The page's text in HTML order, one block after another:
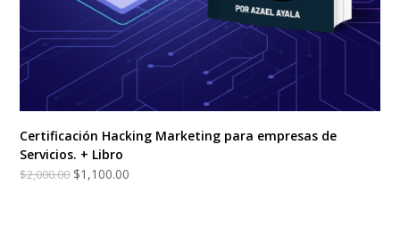
Certificación Hacking Marketing para empresas de
Servicios. + Libro
$2,000.00 $1,100.00